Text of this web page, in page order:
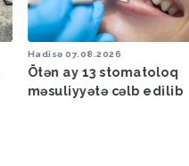
Hadisə 07.08.2026
Ötən ay 13 stomatoloq
məsuliyyətə cəlb edilib